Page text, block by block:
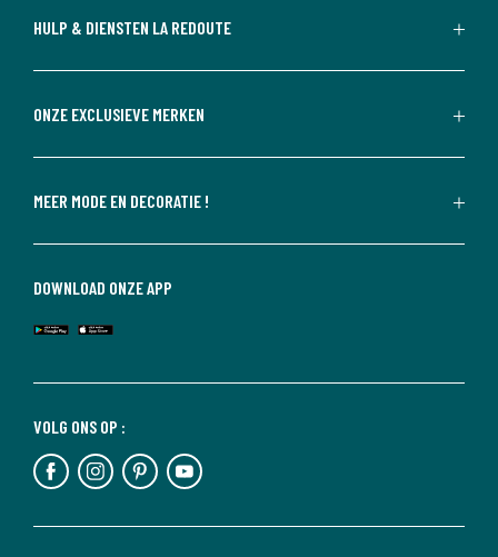
HULP & DIENSTEN LA REDOUTE
ONZE EXCLUSIEVE MERKEN
MEER MODE EN DECORATIE !
VOLG ONS OP :
DOWNLOAD ONZE APP